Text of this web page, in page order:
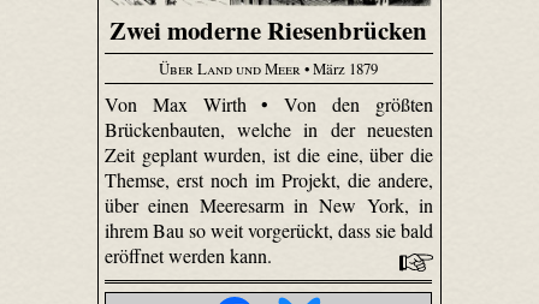
Zwei moderne Riesenbrücken
Über Land und Meer• März 1879
Von Max Wirth • Von den größten
Brückenbauten, welche in der neuesten
Zeit geplant wurden, ist die eine, über die
Themse, erst noch im Projekt, die andere,
über einen Meeresarm in New York, in
ihrem Bau so weit vorgerückt, dass sie bald
eröffnet werden kann.